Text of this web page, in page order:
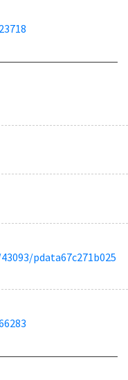
pdata67c271b025